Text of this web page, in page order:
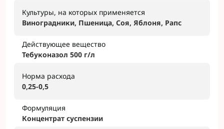
Культуры, на которых применяется
Виноградники, Пшеница, Соя, Яблоня, Рапс
Действующее вещество
Тебуконазол 500 г/л
Норма расхода
0,25-0,5
Формуляция
Концентрат суспензии